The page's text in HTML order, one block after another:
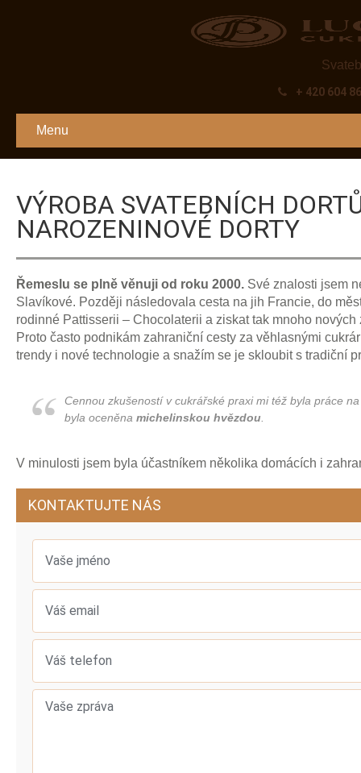
+ 420 604
Menu
VÝROBA SVATEBNÍCH
NAROZENINOVÉ DORTY
Řemeslu se plně věnuji od roku 2000. Své znalosti jsem
Slavíkové. Později následovala cesta na jih Francie, do
rodinné Pattisserii – Chocolaterii a ziskat tak mnoho
Proto často podnikám zahraniční cesty za věhlasnými
trendy i nové technologie a snažím se je skloubit s tradiční
Cennou zkušeností v cukrářské praxi mi též byla práce
byla oceněna michelinskou hvězdou
V minulosti jsem byla účastníkem několika domácích i
KONTAKTUJTE NÁS